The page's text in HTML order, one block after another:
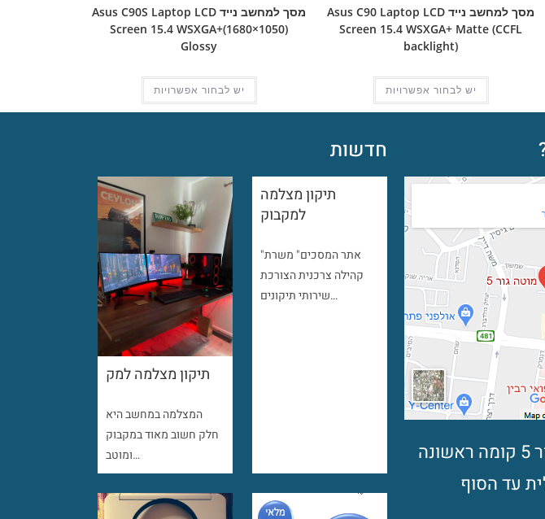
מסך למחשב נייד Asus C90 Laptop LCD
Screen 15.4 WSXGA+ Matte (CCFL
backlight)
יש לבחור אפשרויות
מסך למחשב נייד Asus C90S Laptop LCD
Screen 15.4 WSXGA+(1680×1050)
Glossy
יש לבחור אפשרויות
פתח תקווה מוטה גור 5 קומה ראשונה
עד הסוף
חדשות
תיקון מצלמה למק
המצלמה במחשב היא
חלק חשוב מאוד במקבוק
ומוטב…
תיקון מצלמה
למקבוק
"אתר המסכים" משרת
קהילה צרכנית הצורכת
שירותי תיקונים…